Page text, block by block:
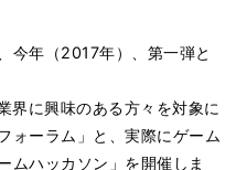
今年（2017年）、第一弾と
界に興味のある方々を対象に
ォーラム」と、実際にゲーム
ムハッカソン」を開催しま